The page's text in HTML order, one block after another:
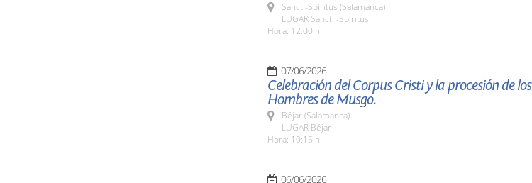
Sancti-Spíritus (Salamanca)
LUGAR Sancti -Spíritus
Hora: 12:00 h.
07/06/2026
Celebración del Corpus Cristi y la procesión de los
Hombres de Musgo.
Béjar (Salamanca)
LUGAR Béjar
Hora: 10:15 h.
06/06/2026